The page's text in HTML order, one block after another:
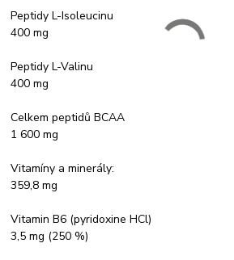
Peptidy L-Isoleucinu
400 mg
Peptidy L-Valinu
400 mg
Celkem peptidů BCAA
1 600 mg
Vitamíny a minerály:
359,8 mg
Vitamin B6 (pyridoxine HCl)
3,5 mg (250 %)